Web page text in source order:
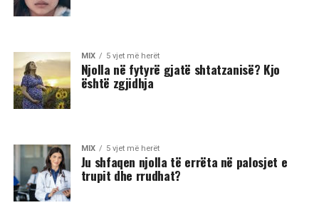
MIX 5 vjet më herët
Njolla në fytyrë gjatë shtatzanisë? Kjo
është zgjidhja
MIX 5 vjet më herët
Ju shfaqen njolla të errëta në palosjet e
trupit dhe rrudhat?